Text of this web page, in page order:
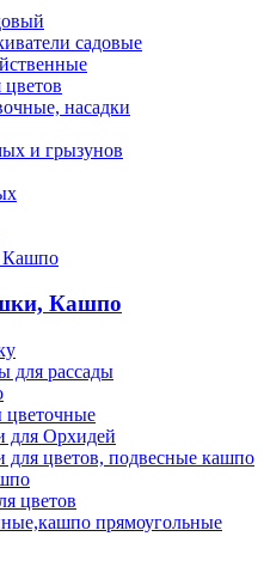
садовые
цветов
насадки
и грызунов
Кашпо
Кашпо
для рассады
для Орхидей
цветов, подвесные кашпо
цветов
прямоугольные